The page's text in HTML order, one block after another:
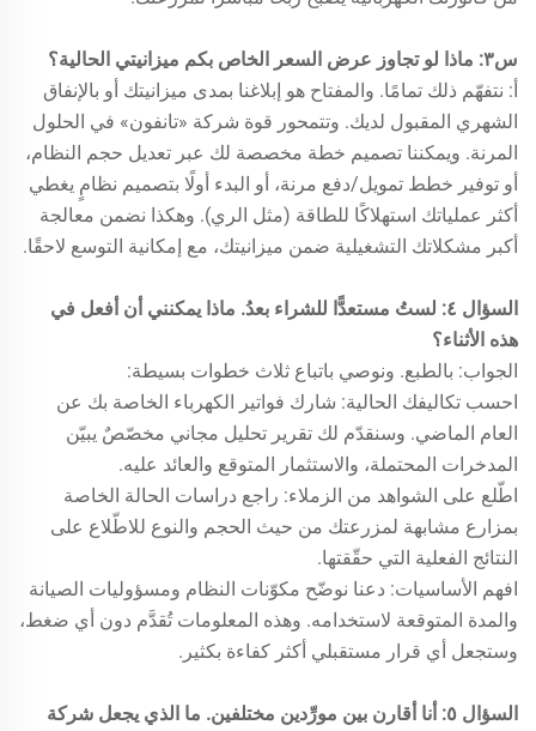
س٣: ماذا لو تجاوز عرض السعر الخاص بكم ميزانيتي الحالية؟
أ: نتفهّم ذلك تمامًا. والمفتاح هو إبلاغنا بمدى ميزانيتك أو بالإنفاق
الشهري المقبول لديك. وتتمحور قوة شركة «تانفون» في الحلول
المرنة. ويمكننا تصميم خطة مخصصة لك عبر تعديل حجم النظام،
أو توفير خطط تمويل/دفع مرنة، أو البدء أولًا بتصميم نظامٍ يغطي
أكثر عملياتك استهلاكًا للطاقة (مثل الري). وهكذا نضمن معالجة
أكبر مشكلاتك التشغيلية ضمن ميزانيتك، مع إمكانية التوسع لاحقًا.
السؤال ٤: لستُ مستعدًّا للشراء بعدُ. ماذا يمكنني أن أفعل في
هذه الأثناء؟
الجواب: بالطبع. ونوصي باتباع ثلاث خطوات بسيطة:
احسب تكاليفك الحالية: شارك فواتير الكهرباء الخاصة بك عن
العام الماضي. وسنقدّم لك تقرير تحليل مجاني مخصّصٌ يبيّن
المدخرات المحتملة، والاستثمار المتوقع والعائد عليه.
اطّلع على الشواهد من الزملاء: راجع دراسات الحالة الخاصة
بمزارع مشابهة لمزرعتك من حيث الحجم والنوع للاطّلاع على
النتائج الفعلية التي حقّقتها.
افهم الأساسيات: دعنا نوضّح مكوّنات النظام ومسؤوليات الصيانة
والمدة المتوقعة لاستخدامه. وهذه المعلومات تُقدَّم دون أي ضغط،
وستجعل أي قرار مستقبلي أكثر كفاءة بكثير.
السؤال ٥: أنا أقارن بين مورِّدين مختلفين. ما الذي يجعل شركة